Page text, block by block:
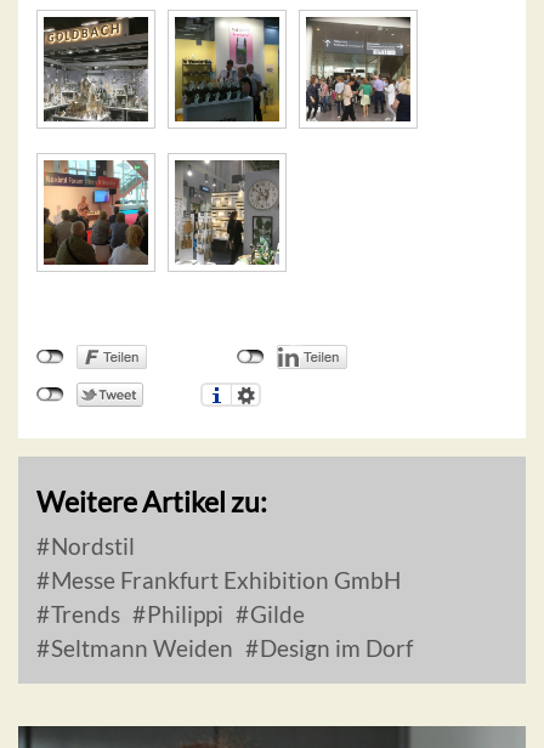
Weitere Artikel zu:
Nordstil
Messe Frankfurt Exhibition GmbH
Trends
Philippi
Gilde
Seltmann Weiden
Design im Dorf